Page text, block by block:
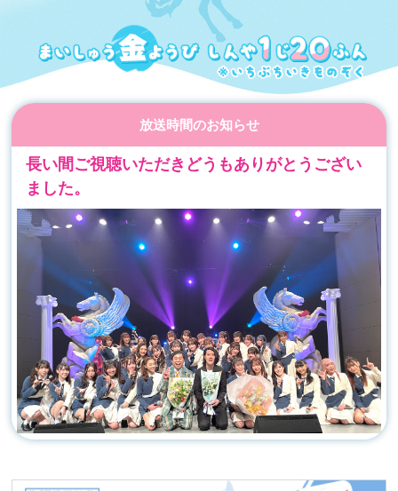
放送時間のお知らせ
長い間ご視聴いただきどうもありがとうござい
ました。